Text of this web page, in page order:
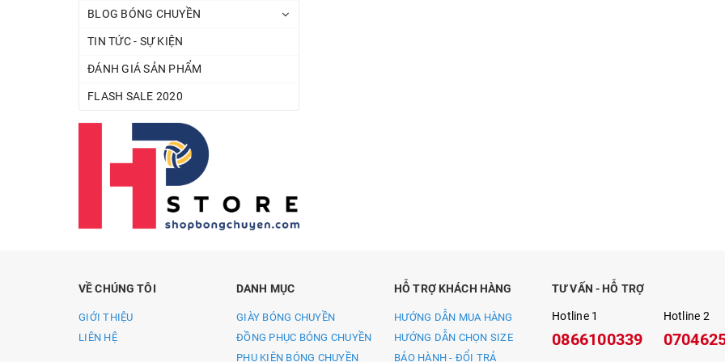
BLOG BÓNG CHUYỀN
TIN TỨC - SỰ KIỆN
ĐÁNH GIÁ SẢN PHẨM
FLASH SALE 2020
VỀ CHÚNG TÔI
GIỚI THIỆU
LIÊN HỆ
DANH MỤC
GIÀY BÓNG CHUYỀN
ĐỒNG PHỤC BÓNG CHUYỀN
PHỤ KIỆN BÓNG CHUYỀN
HỖ TRỢ KHÁCH HÀNG
HƯỚNG DẪN MUA HÀNG
HƯỚNG DẪN CHỌN SIZE
BẢO HÀNH - ĐỔI TRẢ
TƯ VẤN - HỖ TRỢ
Hotline 1
0866100339
Hotline 2